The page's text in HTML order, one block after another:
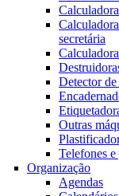
secretária
Detector de
Outras
Telefones
Organização
Agendas